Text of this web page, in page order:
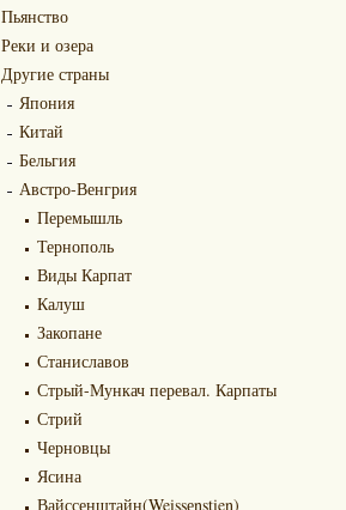
Пьянство
Реки и озера
Другие страны
Япония
Китай
Бельгия
Австро-Венгрия
Перемышль
Тернополь
Виды Карпат
Калуш
Закопане
Станиславов
Стрый-Мункач перевал. Карпаты
Стрий
Черновцы
Ясина
Вайссенштайн(Weissеnstien)